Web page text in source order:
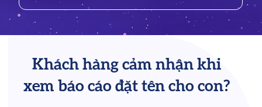
Khách hàng cảm nhận khi
xem báo cáo đặt tên cho con?